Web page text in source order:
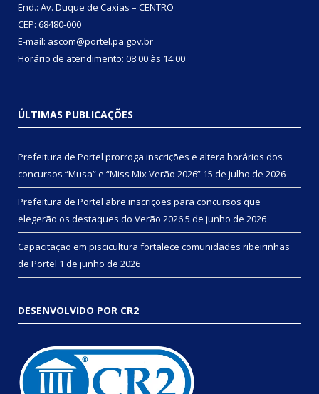
End.: Av. Duque de Caxias – CENTRO
CEP: 68480-000
E-mail: ascom@portel.pa.gov.br
Horário de atendimento: 08:00 às 14:00
ÚLTIMAS PUBLICAÇÕES
Prefeitura de Portel prorroga inscrições e altera horários dos
concursos “Musa” e “Miss Mix Verão 2026” 15 de julho de 2026
Prefeitura de Portel abre inscrições para concursos que
elegerão os destaques do Verão 20265 de junho de 2026
Capacitação em piscicultura fortalece comunidades ribeirinhas
de Portel 1 de junho de 2026
DESENVOLVIDO POR CR2